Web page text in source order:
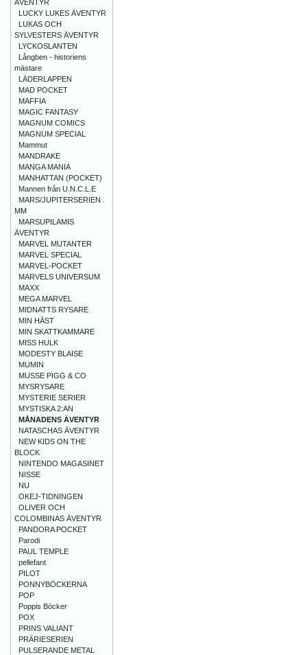
ÄVENTYR
LUCKY LUKES ÄVENTYR
LUKAS OCH
SYLVESTERS ÄVENTYR
LYCKOSLANTEN
Långben - historiens
mästare
LÄDERLAPPEN
MAD POCKET
MAFFIA
MAGIC FANTASY
MAGNUM COMICS
MAGNUM SPECIAL
Mammut
MANDRAKE
MANGA MANIA
MANHATTAN (POCKET)
Mannen från U.N.C.L.E
MARS/JUPITERSERIEN .
MM
MARSUPILAMIS
ÄVENTYR
MARVEL MUTANTER
MARVEL SPECIAL
MARVEL-POCKET
MARVELS UNIVERSUM
MAXX
MEGA MARVEL
MIDNATTS RYSARE
MIN HÄST
MIN SKATTKAMMARE
MISS HULK
MODESTY BLAISE
MUMIN
MUSSE PIGG & CO
MYSRYSARE
MYSTERIE SERIER
MYSTISKA 2:AN
MÅNADENS ÄVENTYR
NATASCHAS ÄVENTYR
NEW KIDS ON THE
BLOCK
NINTENDO MAGASINET
NISSE
NU
OKEJ-TIDNINGEN
OLIVER OCH
COLOMBINAS ÄVENTYR
PANDORA POCKET
Parodi
PAUL TEMPLE
pellefant
PILOT
PONNYBÖCKERNA
POP
Poppis Böcker
POX
PRINS VALIANT
PRÄRIESERIEN
PULSERANDE METAL